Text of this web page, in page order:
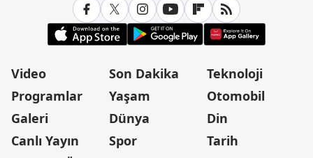
Video
Programlar
Galeri
Canlı Yayın
Son Dakika
Yaşam
Dünya
Spor
Teknoloji
Otomobil
Din
Tarih